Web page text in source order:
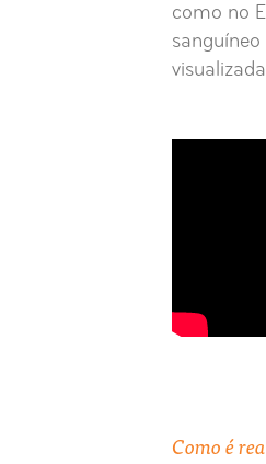
como no
Como é